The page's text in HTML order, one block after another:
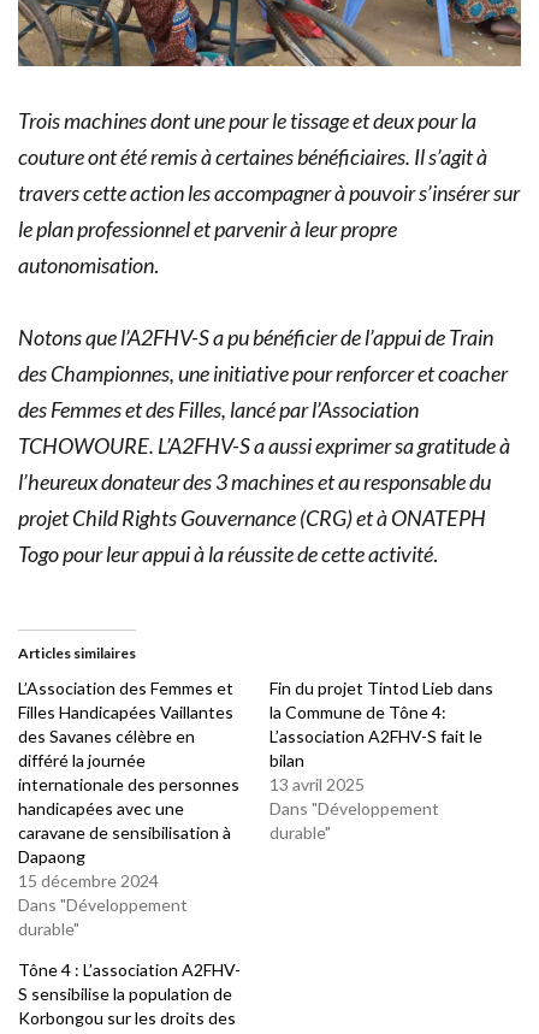
Trois machines dont une pour le tissage et deux pour la
couture ont été remis à certaines bénéficiaires. Il s’agit à
travers cette action les accompagner à pouvoir s’insérer sur
le plan professionnel et parvenir à leur propre
autonomisation.
Notons que l’A2FHV-S a pu bénéficier de l’appui de Train
des Championnes, une initiative pour renforcer et coacher
des Femmes et des Filles, lancé par l’Association
TCHOWOURE. L’A2FHV-S a aussi exprimer sa gratitude à
l’heureux donateur des 3 machines et au responsable du
projet Child Rights Gouvernance (CRG) et à ONATEPH
Togo pour leur appui à la réussite de cette activité.
Articles similaires
L’Association des Femmes et
Filles Handicapées Vaillantes
des Savanes célèbre en
différé la journée
internationale des personnes
handicapées avec une
caravane de sensibilisation à
Dapaong
15 décembre 2024
Dans "Développement
durable"
Fin du projet Tintod Lieb dans
la Commune de Tône 4:
L’association A2FHV-S fait le
bilan
13 avril 2025
Dans "Développement
durable"
Tône 4 : L’association A2FHV-
S sensibilise la population de
Korbongou sur les droits des